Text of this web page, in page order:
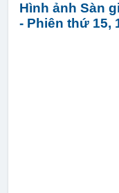
Hình ảnh Sàn
- Phiên thứ 15,